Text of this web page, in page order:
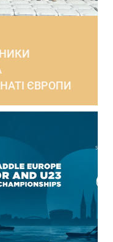
ЄВРОПИ